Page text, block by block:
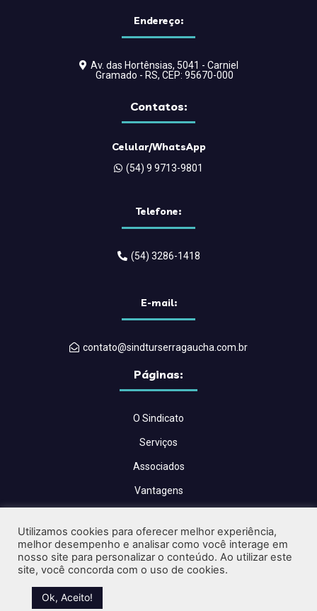
Endereço:
Av. das Hortênsias, 5041 - Carniel
Gramado - RS, CEP: 95670-000
Contatos:
Celular/WhatsApp
(54) 9 9713-9801
Telefone:
(54) 3286-1418
E-mail:
contato@sindturserragaucha.com.br
Páginas:
O Sindicato
Serviços
Associados
Vantagens
Blog
Contato
Desenvolvido por
Utilizamos cookies para oferecer melhor experiência,
melhor desempenho e analisar como você interage em
nosso site para personalizar o conteúdo. Ao utilizar este
site, você concorda com o uso de cookies.
Ok, Aceito!